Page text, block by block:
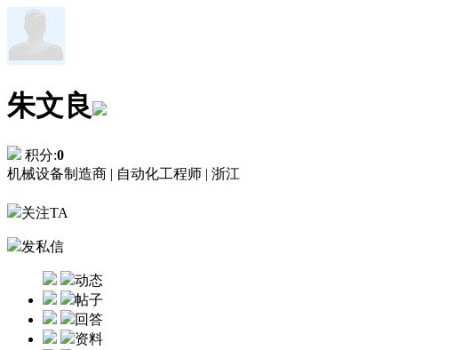
朱文良
积分:0
机械设备制造商 | 自动化工程师 | 浙江
关注TA
发私信
动态
帖子
回答
资料